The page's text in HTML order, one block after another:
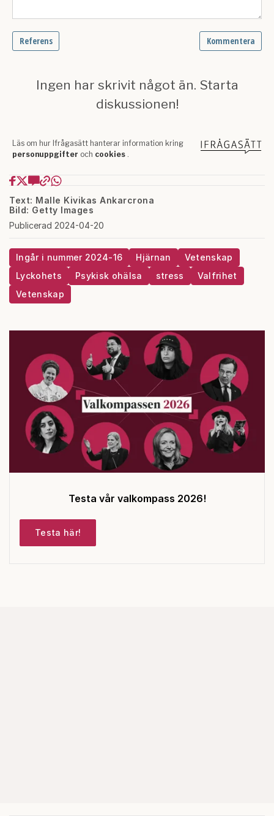
Text: Malle Kivikas Ankarcrona
Bild: Getty Images
Publicerad 2024-04-20
Ingår i nummer 2024-16 Hjärnan
Vetenskap
Lyckohets
Psykisk ohälsa stress
Valfrihet
Vetenskap
Testa vår valkompass 2026!
Testa här!